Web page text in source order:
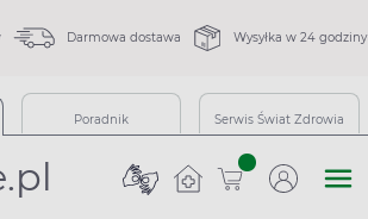
Darmowa dostawa Wysyłka w 24 godziny
Poradnik Serwis Świat Zdrowia
sztuk